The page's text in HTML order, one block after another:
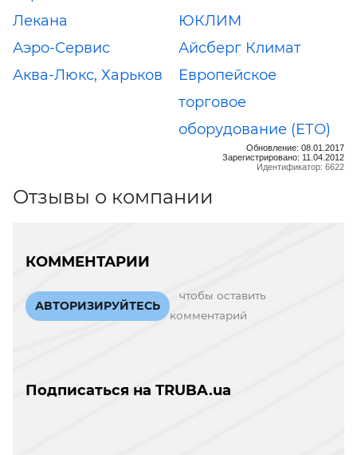
Лекана
ЮКЛИМ
Аэро-Сервис
Айсберг Климат
Аква-Люкс, Харьков
Европейское
торговое
оборудование (ЕТО)
Обновление: 08.01.2017
Зарегистрировано: 11.04.2012
Идентификатор: 6622
Отзывы о компании
КОММЕНТАРИИ
АВТОРИЗИРУЙТЕСЬ
чтобы оставить
комментарий
Подписаться на TRUBA.ua